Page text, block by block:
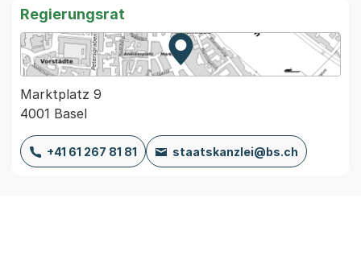
Regierungsrat
Zur Karte von MapBS.
Externer Link, wird in einem
Marktplatz 9
4001 Basel
+41 61 267 81 81 staatskanzlei@bs.ch